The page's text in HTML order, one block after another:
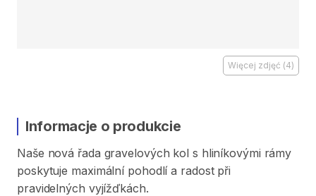
Więcej zdjęć (4)
Informacje o produkcie
Naše nová řada gravelových kol s hliníkovými rámy
poskytuje maximální pohodlí a radost při
pravidelných vyjížďkách.